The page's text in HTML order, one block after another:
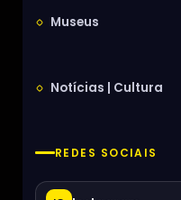
Museus
Notícias | Cultura
REDES SOCIAIS